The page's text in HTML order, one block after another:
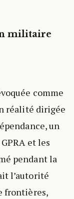
militaire
comme
réalité dirigée
un
et les
pendant la
l’autorité
frontières,